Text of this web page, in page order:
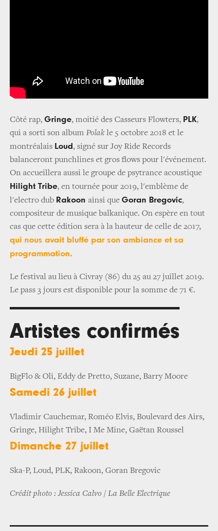
Côté rap, Gringe, moitié des Casseurs Flowters, PLK,
qui a sorti son album Polak le 5 octobre 2018 et le
montréalais Loud , signé sur Joy Ride Records
balanceront punchlines et gros flows pour l'événement.
On accueillera aussi le groupe de psytrance acoustique
Hilight Tribe, en tournée pour 2019, l'emblème de
l'electro dub Rakoon ainsi que Goran Bregovic,
compositeur de musique balkanique. On espère en tout
cas que cette édition sera à la hauteur de celle de 2017,
qui nous avait bluffé par son ambiance et sa
programmation.
Le festival au lieu à Civray (86) du 25 au 27 juillet 2019.
Le pass 3 jours est disponible pour la somme de 71 €.
Artistes confirmés
Jeudi 25 juillet
BigFlo & Oli, Eddy de Pretto, Suzane, Barry Moore
Samedi 26 juillet
Vladimir Cauchemar, Roméo Elvis, Boulevard des Airs,
Gringe, Hilight Tribe, I Me Mine, Gaëtan Roussel
Dimanche 27 juillet
Ska-P, Loud, PLK, Rakoon, Goran Bregovic
Crédit photo : Jessica Calvo / La Belle Electrique